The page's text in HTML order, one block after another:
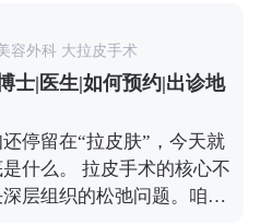
慢慢淡化，基本看不出
变形。至于五官变形、表
神经保护的问题，我临床
式，结合对解剖结构的熟
保证术后表情自然。 说到
心还是看医生的技术和经
自然持久的年轻化。 想知
的问题，可以去官方媒体
显下垂，优先选非手术方
能刺激皮肤胶原再生，让
物理提拉，即时改善轻微
复快，不影响正常生活。
肌开始下垂、法令纹明
术方式效果有限，就可以
合提升术，能精准解决局
容外科 大拉皮手术
士|医生|如何预约|出诊地
停留在“拉皮肤”，今天就
术的核心不
层组织的松弛问题。咱们